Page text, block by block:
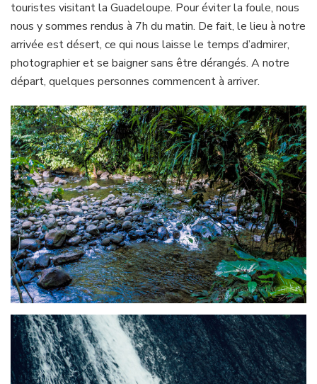
touristes visitant la Guadeloupe. Pour éviter la foule, nous
nous y sommes rendus à 7h du matin. De fait, le lieu à notre
arrivée est désert, ce qui nous laisse le temps d’admirer,
photographier et se baigner sans être dérangés. A notre
départ, quelques personnes commencent à arriver.